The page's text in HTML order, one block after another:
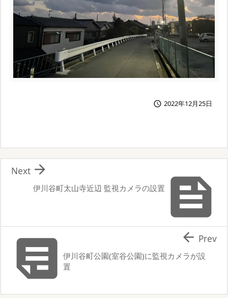
 2022年12月25日

伊川谷町太山寺近辺 監視カメラの設置

Next
伊川谷町公園(室谷公園)に監視カメラが設
置
 Prev